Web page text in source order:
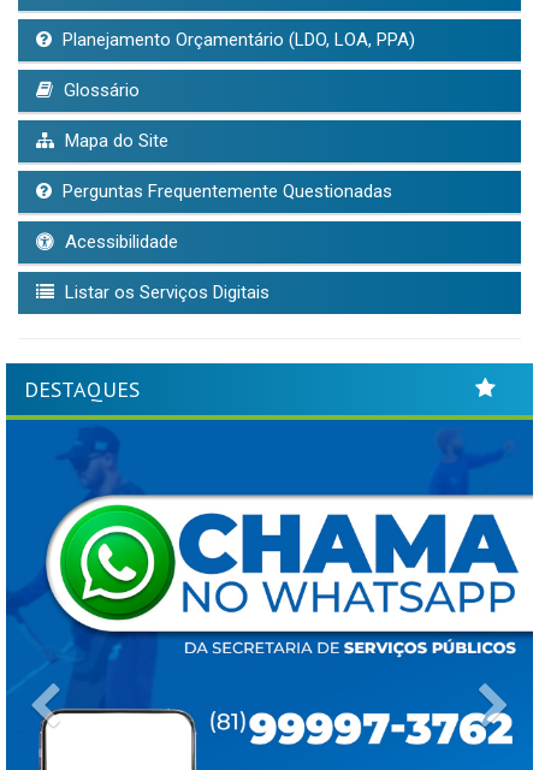
Planejamento Orçamentário (LDO, LOA, PPA)
Glossário
Mapa do Site
Perguntas Frequentemente Questionadas
Acessibilidade
Listar os Serviços Digitais
DESTAQUES